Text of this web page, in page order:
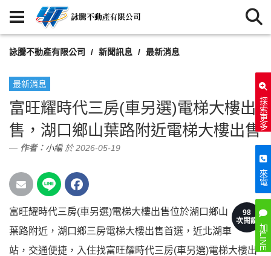
探索更多
來電
加LINE
詠騰不動產有限公司 新聞訊息 最新消息
最新消息
富旺耀時代三房(車另選)電梯大樓出
售，湖口鄉山葉路附近電梯大樓出售
作者： 小編於 2026-05-19
98
次閱讀
富旺耀時代三房(車另選)電梯大樓出售位於湖口鄉山
葉路附近，湖口鄉三房電梯大樓出售首選，近北湖車
站，交通便捷，入住找富旺耀時代三房(車另選)電梯大樓出